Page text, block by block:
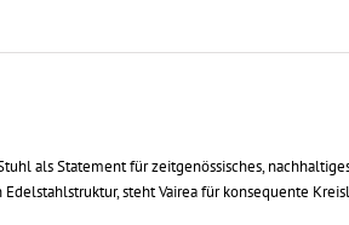
als Statement für zeitgenössisches,
steht Vairea für konsequente